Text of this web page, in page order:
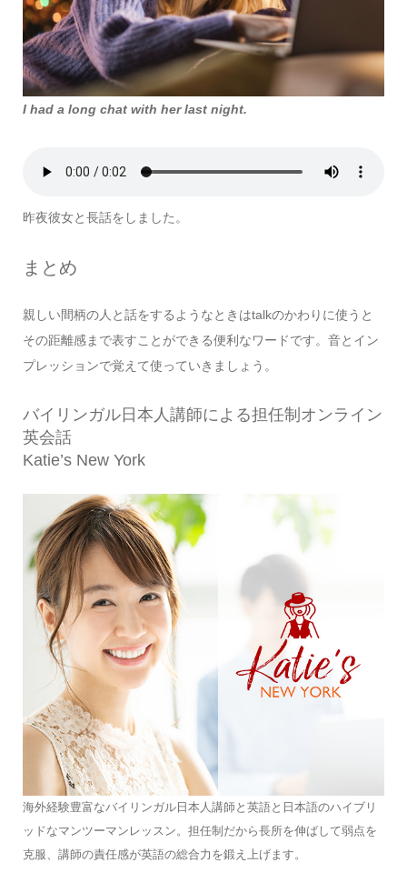
I had a long chat with her last night.
昨夜彼女と長話をしました。
まとめ
親しい間柄の人と話をするようなときはtalkのかわりに使うと
その距離感まで表すことができる便利なワードです。音とイン
プレッションで覚えて使っていきましょう。
バイリンガル日本人講師による担任制オンライン
英会話
Katie’s New York
海外経験豊富なバイリンガル日本人講師と英語と日本語のハイブリ
ッドなマンツーマンレッスン。担任制だから長所を伸ばして弱点を
克服、講師の責任感が英語の総合力を鍛え上げます。